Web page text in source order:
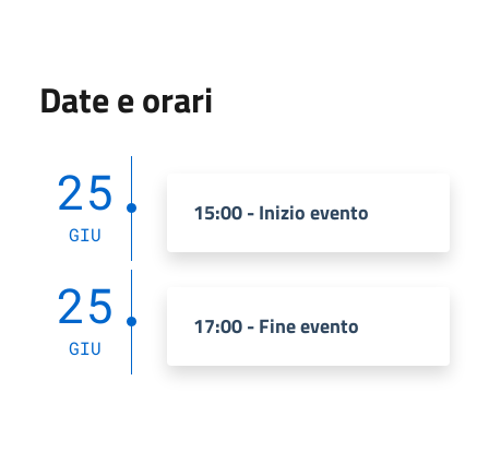
Date e orari
25
GIU
15:00 - Inizio evento
25
GIU
17:00 - Fine evento